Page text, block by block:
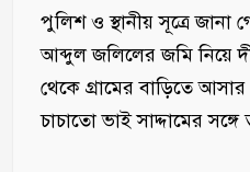
‎পুলিশ ও স্থানীয় সূত্রে
আব্দুল জলিলের জমি নিয়ে
থেকে গ্রামের বাড়িতে
চাচাতো ভাই সাদ্দামের